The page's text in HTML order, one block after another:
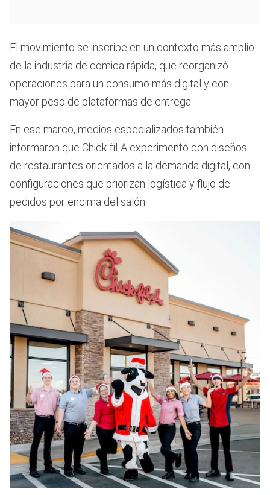
El movimiento se inscribe en un contexto más amplio
de la industria de comida rápida, que reorganizó
operaciones para un consumo más digital y con
mayor peso de plataformas de entrega.
En ese marco, medios especializados también
informaron que Chick-fil-A experimentó con diseños
de restaurantes orientados a la demanda digital, con
configuraciones que priorizan logística y flujo de
pedidos por encima del salón.